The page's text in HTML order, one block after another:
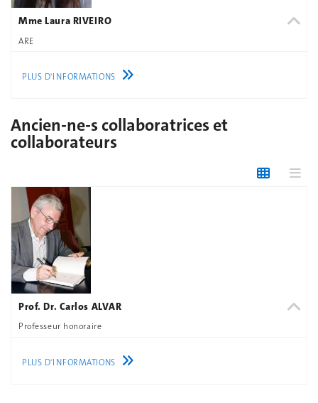
Mme Laura RIVEIRO
ARE
PLUS D'INFORMATIONS
Ancien-ne-s collaboratrices et
collaborateurs
Prof. Dr. Carlos ALVAR
Professeur honoraire
PLUS D'INFORMATIONS